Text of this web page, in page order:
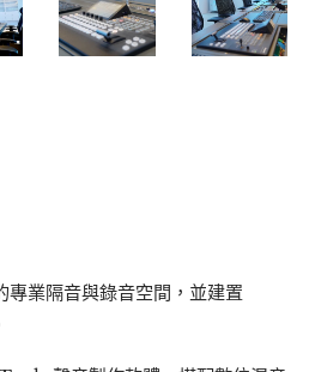
專業隔音與錄音空間，並建置